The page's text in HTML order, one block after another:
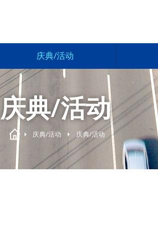
庆典/活动
庆典/活动
庆典/活动 庆典/活动